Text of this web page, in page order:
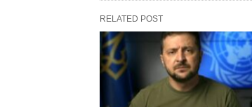
RELATED POST